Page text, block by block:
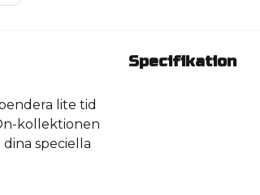
lite tid
kollektionen
speciella
Specifikation